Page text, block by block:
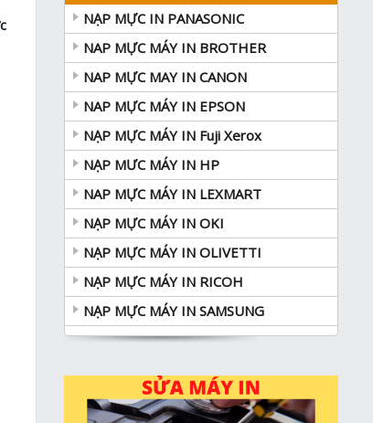
NẠP MỰC IN PANASONIC
NAP MỰC MÁY IN BROTHER
NAP MỰC MAY IN CANON
NAP MỰC MÁY IN EPSON
NẠP MỰC MÁY IN Fuji Xerox
NẠP MƯC MÁY IN HP
NAP MỰC MÁY IN LEXMART
NẠP MỰC MÁY IN OKI
NẠP MỰC MÁY IN OLIVETTI
NẠP MỰC MÁY IN RICOH
NẠP MỰC MÁY IN SAMSUNG